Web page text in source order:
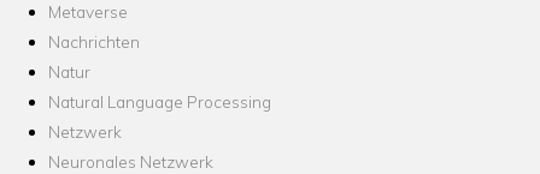
Metaverse
Nachrichten
Natur
Natural Language Processing
Netzwerk
Neuronales Netzwerk